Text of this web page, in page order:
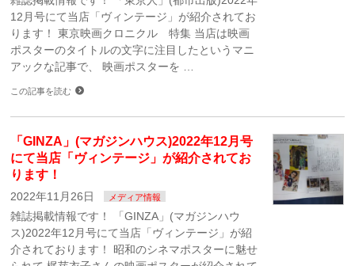
12月号にて当店「ヴィンテージ」が紹介されてお
ります！ 東京映画クロニクル 特集 当店は映画
ポスターのタイトルの文字に注目したというマニ
アックな記事で、 映画ポスターを …
この記事を読む
「GINZA」(マガジンハウス)2022年12月号
にて当店「ヴィンテージ」が紹介されてお
ります！
2022年11月26日 メディア情報
雑誌掲載情報です！ 「GINZA」(マガジンハウ
ス)2022年12月号にて当店「ヴィンテージ」が紹
介されております！ 昭和のシネマポスターに魅せ